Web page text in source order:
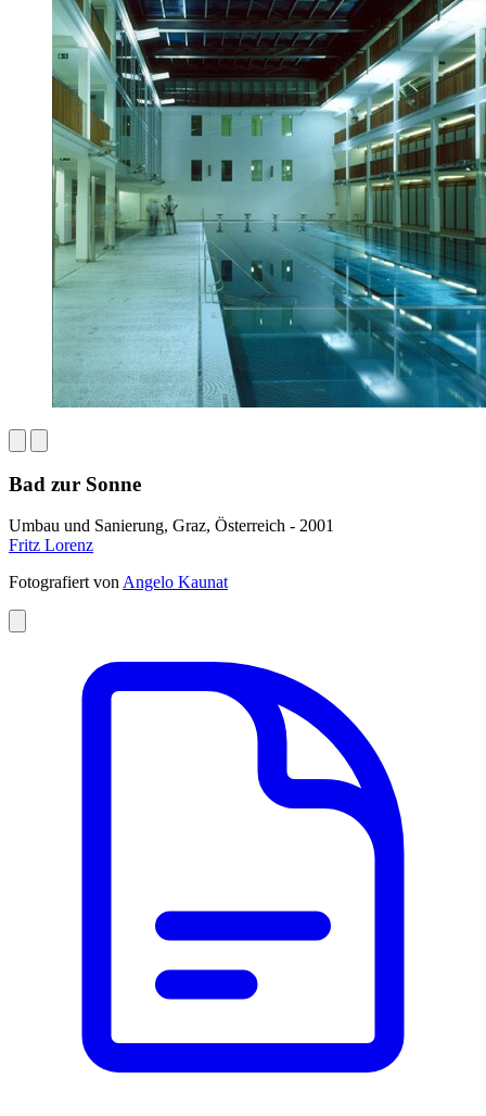
Bad zur Sonne
Umbau und Sanierung, Graz, Österreich - 2001
Fritz Lorenz
Fotografiert vonAngelo Kaunat